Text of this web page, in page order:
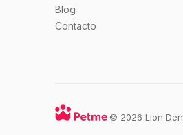
Blog
Contacto
·© 2026 Lion